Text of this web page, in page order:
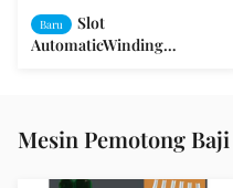
Baru
Slot
AutomaticWinding
Mesin Pemotong Baji